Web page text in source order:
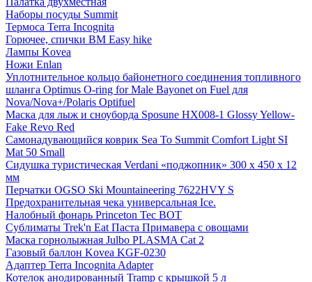
Наборы посуды Summit
Термоса Terra Incognita
Горючее, спички BM Easy hike
Лампы Kovea
Ножи Enlan
Уплотнительное кольцо байонетного соединения топливного
шланга Optimus O-ring for Male Bayonet on Fuel для
Nova/Nova+/Polaris Optifuel
Маска для лыж и сноуборда Sposune HX008-1 Glossy Yellow-
Fake Revo Red
Самонадувающийся коврик Sea To Summit Comfort Light SI
Mat 50 Small
Сидушка туристическая Verdani «поджопник» 300 x 450 х 12
мм
Перчатки OGSO Ski Mountaineering 7622HVY S
Предохранительная чека универсальная Ice.
Налобный фонарь Princeton Tec BOT
Сублиматы Trek'n Eat Паста Примавера с овощами
Маска горнолыжная Julbo PLASMA Cat 2
Газовый баллон Kovea KGF-0230
Адаптер Terra Incognita Adapter
Котелок анодированный Tramp с крышкой 5 л